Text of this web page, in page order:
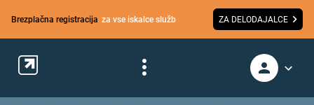
Brezplačna registracija za vse iskalce služb ZA DELODAJALCE